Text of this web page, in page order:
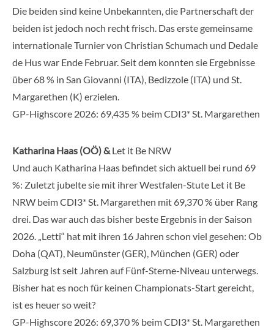
Die beiden sind keine Unbekannten, die Partnerschaft der
beiden ist jedoch noch recht frisch. Das erste gemeinsame
internationale Turnier von Christian Schumach und Dedale
de Hus war Ende Februar. Seit dem konnten sie Ergebnisse
über 68 % in San Giovanni (ITA), Bedizzole (ITA) und St.
Margarethen (K) erzielen.
GP-Highscore 2026: 69,435 % beim CDI3* St. Margarethen
Katharina Haas (OÖ) & Let it Be NRW
Und auch Katharina Haas befindet sich aktuell bei rund 69
%: Zuletzt jubelte sie mit ihrer Westfalen-Stute Let it Be
NRW beim CDI3* St. Margarethen mit 69,370 % über Rang
drei. Das war auch das bisher beste Ergebnis in der Saison
2026. „Letti“ hat mit ihren 16 Jahren schon viel gesehen: Ob
Doha (QAT), Neumünster (GER), München (GER) oder
Salzburg ist seit Jahren auf Fünf-Sterne-Niveau unterwegs.
Bisher hat es noch für keinen Championats-Start gereicht,
ist es heuer so weit?
GP-Highscore 2026: 69,370 % beim CDI3* St. Margarethen